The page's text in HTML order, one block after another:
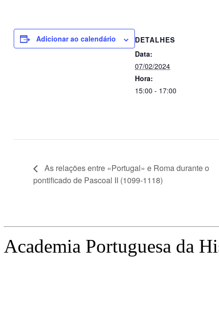
Adicionar ao calendário
DETALHES
Data:
07/02/2024
Hora:
15:00 - 17:00
As relações entre «Portugal» e Roma durante o
pontificado de Pascoal II (1099-1118)
Academia Portuguesa da